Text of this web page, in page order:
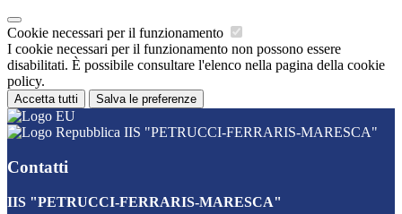
Cookie necessari per il funzionamento
I cookie necessari per il funzionamento non possono essere
disabilitati. È possibile consultare l'elenco nella pagina della cookie
policy.
Accetta tutti Salva le preferenze
IIS "PETRUCCI-FERRARIS-MARESCA"
Contatti
IIS "PETRUCCI-FERRARIS-MARESCA"